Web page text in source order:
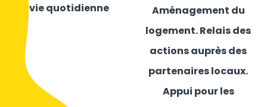
vie quotidienne
Aménagement du
logement. Relais des
actions auprès des
partenaires locaux.
Appui pour les